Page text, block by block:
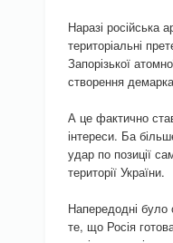
Наразі російська
територіальні
Запорізької
створення
А це фактично
інтереси. Ба
удар по позиції
території України.
Напередодні було
те, що Росія